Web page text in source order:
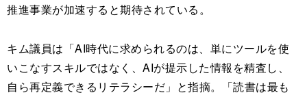
推進事業が加速すると期待されている。
キム議員は「AI時代に求められるのは、単にツールを使
いこなすスキルではなく、AIが提示した情報を精査し、
自ら再定義できるリテラシーだ」と指摘。「読書は最も